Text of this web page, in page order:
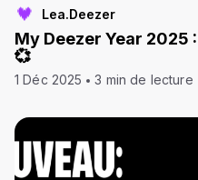
Lea.Deezer
My Deezer Year 2025
💞
1 Déc 2025 3 min de lecture